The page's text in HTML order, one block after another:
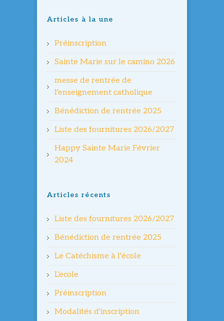
Articles à la une
Préinscription
Sainte Marie sur le camino 2026
messe de rentrée de
l'enseignement catholique
Bénédiction de rentrée 2025
Liste des fournitures 2026/2027
Happy Sainte Marie Février
2024
Articles récents
Liste des fournitures 2026/2027
Bénédiction de rentrée 2025
Le Catéchisme à l'école
L'ecole
Préinscription
Modalités d'inscription